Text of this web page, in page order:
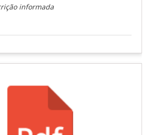
informada